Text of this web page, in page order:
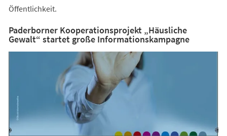
Öffentlichkeit.
Paderborner Kooperationsprojekt „Häusliche
Gewalt“ startet große Informationskampagne